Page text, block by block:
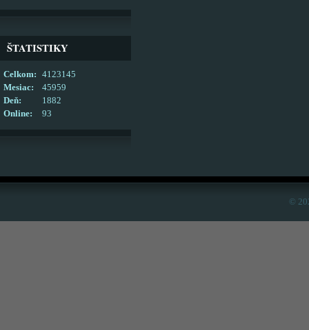
ŠTATISTIKY
Online: 93
Celkom:
4123145
Mesiac:
45959
Deň:
1882
©